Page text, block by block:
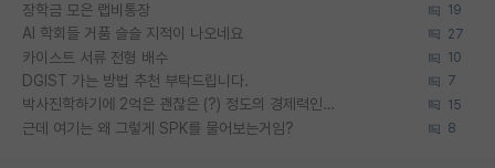
장학금 모은 랩비통장 19
AI 학회들 거품 슬슬 지적이 나오네요 27
카이스트 서류 전형 배수 10
DGIST 가는 방법 추천 부탁드립니다. 7
박사진학하기에 2억은 괜찮은 (?) 정도의 경제력인가요 15
근데 여기는 왜 그렇게 SPK를 물어보는거임? 8